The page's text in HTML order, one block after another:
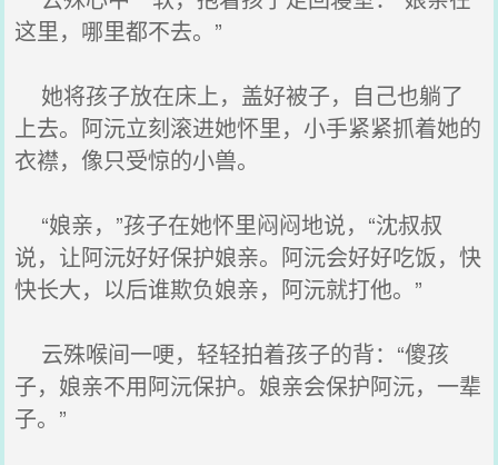
这里，哪里都不去。”
她将孩子放在床上，盖好被子，自己也躺了
上去。阿沅立刻滚进她怀里，小手紧紧抓着她的
衣襟，像只受惊的小兽。
“娘亲，”孩子在她怀里闷闷地说，“沈叔叔
说，让阿沅好好保护娘亲。阿沅会好好吃饭，快
快长大，以后谁欺负娘亲，阿沅就打他。”
云殊喉间一哽，轻轻拍着孩子的背：“傻孩
子，娘亲不用阿沅保护。娘亲会保护阿沅，一辈
子。”